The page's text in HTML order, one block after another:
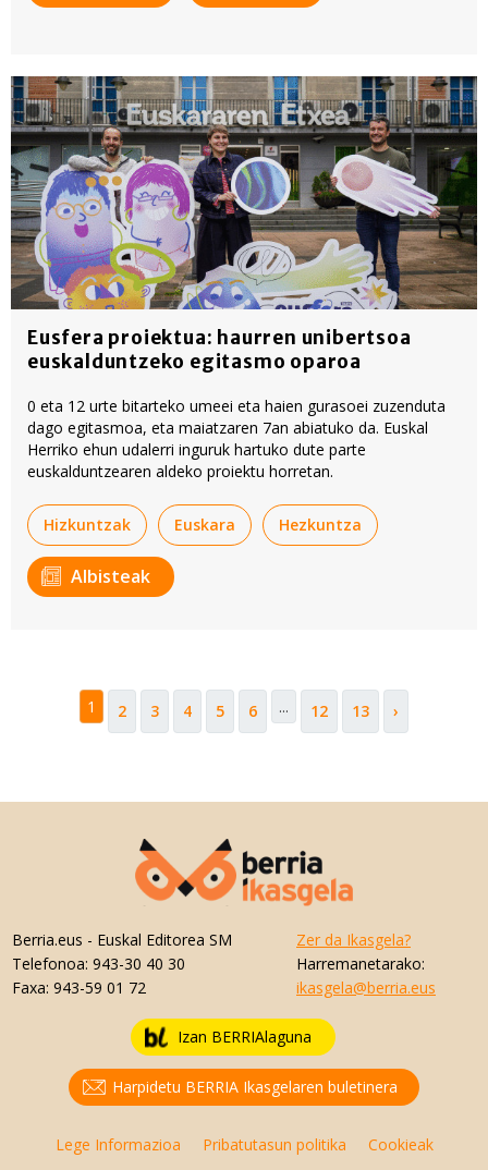
Eusfera proiektua: haurren unibertsoa
euskalduntzeko egitasmo oparoa
0 eta 12 urte bitarteko umeei eta haien gurasoei zuzenduta
dago egitasmoa, eta maiatzaren 7an abiatuko da. Euskal
Herriko ehun udalerri inguruk hartuko dute parte
euskalduntzearen aldeko proiektu horretan.
Hizkuntzak Euskara Hezkuntza
Albisteak
1 2 3 4 5 6 ... 12 13 ›
Berria.eus - Euskal Editorea SM
Telefonoa: 943-30 40 30
Faxa: 943-59 01 72
Zer da Ikasgela?
Harremanetarako:
ikasgela@berria.eus
Izan BERRIAlaguna
Harpidetu BERRIA Ikasgelaren buletinera
Lege Informazioa Pribatutasun politika
Cookieak